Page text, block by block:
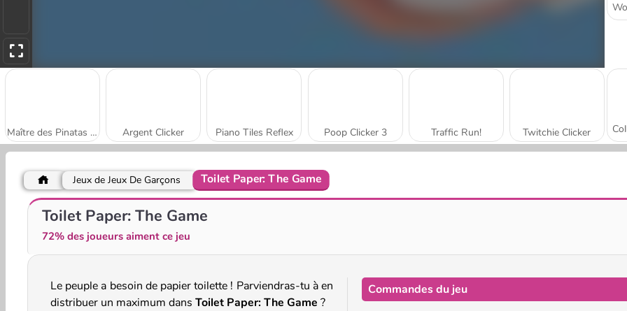
Maître des Pinatas en Ligne Argent Clicker Piano Tiles Reflex Poop Clicker 3 Traffic Run! Twitchie Clicker
Combat de clics
Jeux de Jeux De Garçons Toilet Paper: The Game
Toilet Paper: The Game
72% des joueurs aiment ce jeu
Le peuple a besoin de papier toilette ! Parviendras-tu à en
distribuer un maximum dans Toilet Paper: The Game ?
Commandes du jeu